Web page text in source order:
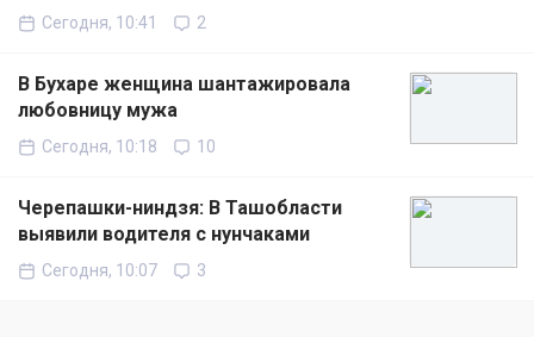
Сегодня, 10:41 2
В Бухаре женщина шантажировала
любовницу мужа
Сегодня, 10:18 10
Черепашки-ниндзя: В Ташобласти
выявили водителя с нунчаками
Сегодня, 10:07 3